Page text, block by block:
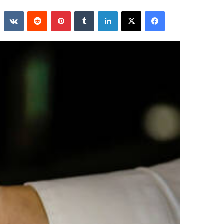
فيسبوك
‫X لينكدإن بينتيريست